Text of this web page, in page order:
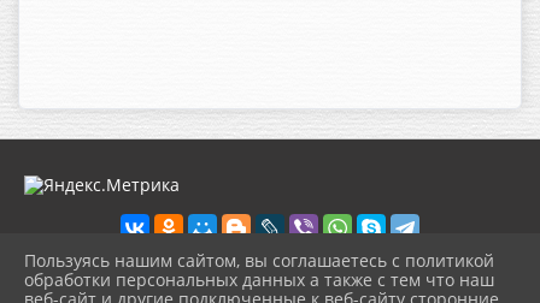
Пользуясь нашим сайтом, вы соглашаетесь с политикой
обработки персональных данных а также с тем что наш